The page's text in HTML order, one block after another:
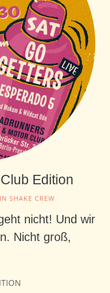
Edition
SHAKE CREW
nicht! Und wir
Nicht groß,